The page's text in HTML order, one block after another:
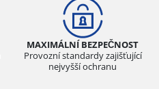
MAXIMÁLNÍ BEZPEČNOST
Provozní standardy zajišťující
nejvyšší ochranu